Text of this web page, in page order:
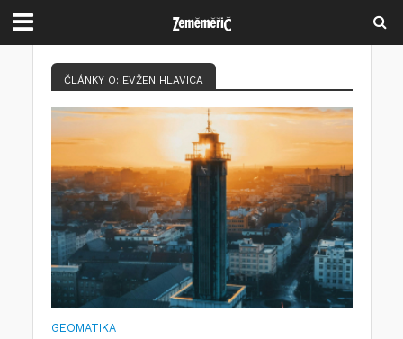
ČLÁNKY O: EVŽEN HLAVICA
GEOMATIKA